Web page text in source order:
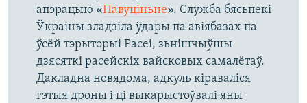
апэрацыю «Павуціньне». Служба бясьпекі
Ўкраіны зладзіла ўдары па авіябазах па
ўсёй тэрыторыі Расеі, зьнішчыўшы
дзясяткі расейскіх вайсковых самалётаў.
Дакладна невядома, адкуль кіраваліся
гэтыя дроны і ці выкарыстоўвалі яны